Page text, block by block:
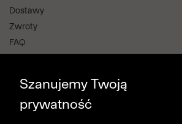
Dostawy
Zwroty
FAQ
Aplikacja i program lojalnościowy
Bytom Klub
Szanujemy Twoją
prywatność